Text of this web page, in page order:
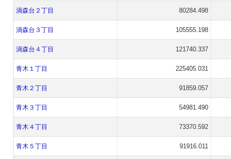
渦森台２丁目 80284.498
渦森台３丁目 105555.198
渦森台４丁目 121740.337
青木１丁目 225405.031
青木２丁目 91859.057
青木３丁目 54981.490
青木４丁目 73370.592
青木５丁目 91916.011